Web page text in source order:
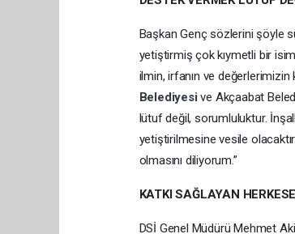
Başkan Genç sözlerini şöyle
yetiştirmiş çok kıymetli bir
ilmin, irfanın ve
Belediyesive Akçaabat
lütuf değil, sorumluluktur.
yetiştirilmesine vesile
olmasını diliyorum.”
KATKI SAĞLAYAN
DSİ Genel Müdürü Mehmet